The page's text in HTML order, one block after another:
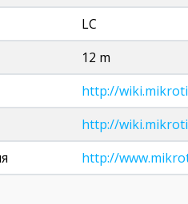
LC
12 m
http://
http://
http://